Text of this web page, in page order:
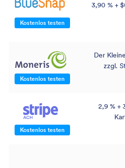
Kostenlos testen
3,90 % +
Kostenlos testen
Der
zzgl.
Kostenlos testen
2,9 % +